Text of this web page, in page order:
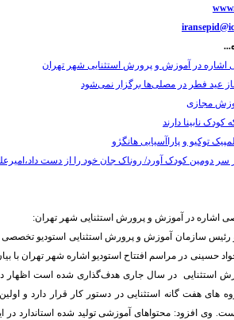
اشاره در آموزش و پرورش استثنایی شهر تهران
عید فطر در مصلی‌ها برگزار نمی‌شود
مجازی
کودک نابینا دارند
توکیو و پاراآسیایی هانگژو
سر دومین کودک آورد/ روناک جان خود را از دست
اشاره در آموزش و پرورش استثنایی شهر تهران:
رئیس سازمان آموزش و پرورش استثنایی استودیو تخصصی
استثنایی در سال جاری هدف‌گذاری شده است اظهار
های هفت گانه استثنایی در دستور کار قرار دارد و اولین
وی افزود: محتواهای آموزشی تولید شده استاندارد